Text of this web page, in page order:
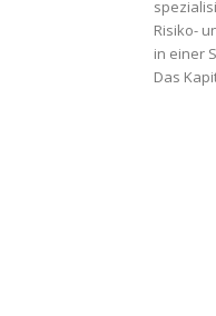
Risiko-
in einer
Das